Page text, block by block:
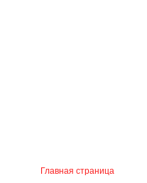
Главная страница